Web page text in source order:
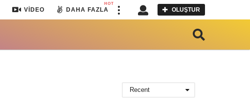
VIDEO DAHA FAZLA
HOT
OLUŞTUR
Recent